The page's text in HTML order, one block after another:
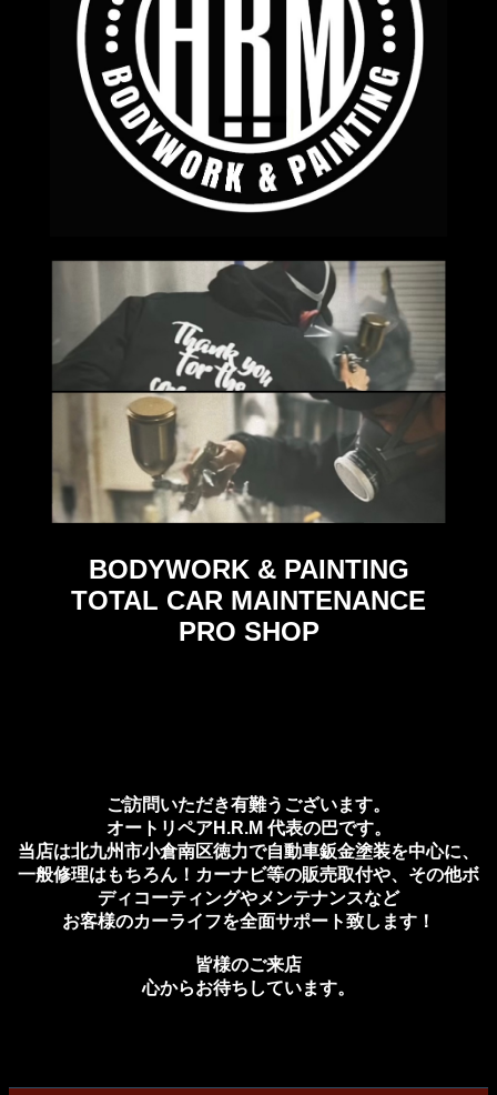
BODYWORK & PAINTING
TOTAL CAR MAINTENANCE
PRO SHOP
ご訪問いただき有難うございます。
オートリペアH.R.M 代表の巴です。
当店は北九州市小倉南区徳力で自動車鈑金塗装を中心に、
一般修理はもちろん！カーナビ等の販売取付や、その他ボ
ディコーティングやメンテナンスなど
お客様のカーライフを全面サポート致します！
皆様のご来店
心からお待ちしています。